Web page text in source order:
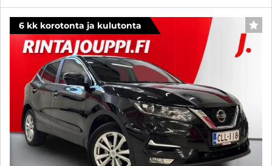
6 kk korotonta ja kulutonta